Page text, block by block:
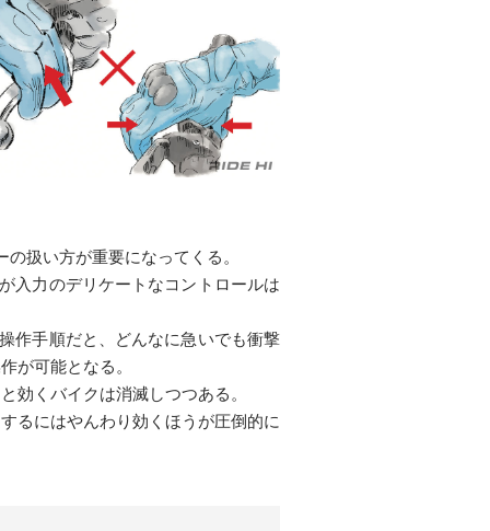
扱い方が重要になってくる。
入力のデリケートなコントロールは
作手順だと、どんなに急いでも衝撃
が可能となる。
効くバイクは消滅しつつある。
るにはやんわり効くほうが圧倒的に